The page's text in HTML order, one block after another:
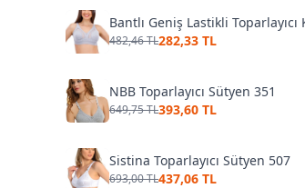
Bantlı Geniş Lastikli Toparlayıcı
482,46 TL282,33 TL
NBB Toparlayıcı Sütyen 351
649,75 TL393,60 TL
Sistina Toparlayıcı Sütyen 507
693,00 TL437,06 TL